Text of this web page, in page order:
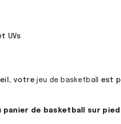
UVs
votrejeu de basketball est
panier de basketball sur pied